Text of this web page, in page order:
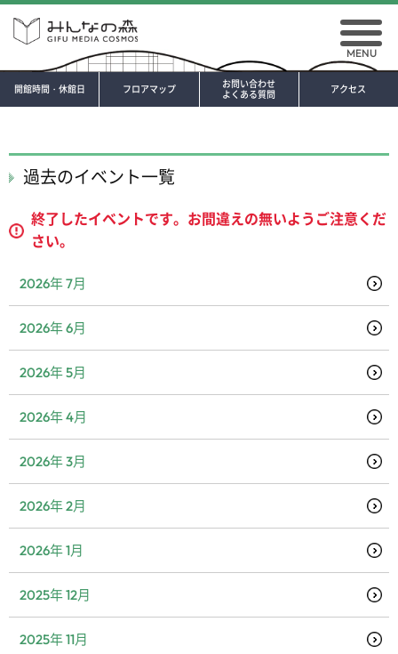
アクセス
開館時間・休館日 フロアマップ
お問い合わせ
よくある質問
MENU
過去のイベント一覧
終了したイベントです。お間違えの無いようご注意くだ
さい。
2026年 7月
2026年 6月
2026年 5月
2026年 4月
2026年 3月
2026年 2月
2026年 1月
2025年 12月
2025年 11月